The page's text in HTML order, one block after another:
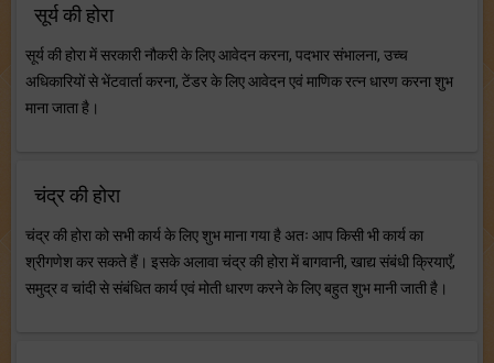
सूर्य की होरा
सूर्य की होरा में सरकारी नौकरी के लिए आवेदन करना, पदभार संभालना, उच्च
अधिकारियों से भेंटवार्ता करना, टेंडर के लिए आवेदन एवं माणिक रत्न धारण करना शुभ
माना जाता है।
चंद्र की होरा
चंद्र की होरा को सभी कार्य के लिए शुभ माना गया है अतः आप किसी भी कार्य का
श्रीगणेश कर सकते हैं। इसके अलावा चंद्र की होरा में बागवानी, खाद्य संबंधी क्रियाएँ,
समुद्र व चांदी से संबंधित कार्य एवं मोती धारण करने के लिए बहुत शुभ मानी जाती है।